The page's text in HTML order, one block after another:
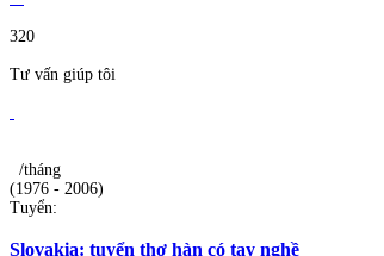
320
Tư vấn giúp tôi
/tháng
(1976 - 2006)
Tuyển:
Slovakia: tuyển thợ hàn có tay nghề